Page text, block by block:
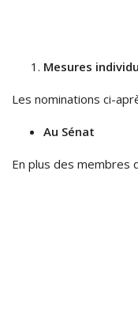
Mesures
Les nominations ci-
Au Sénat
En plus des membres